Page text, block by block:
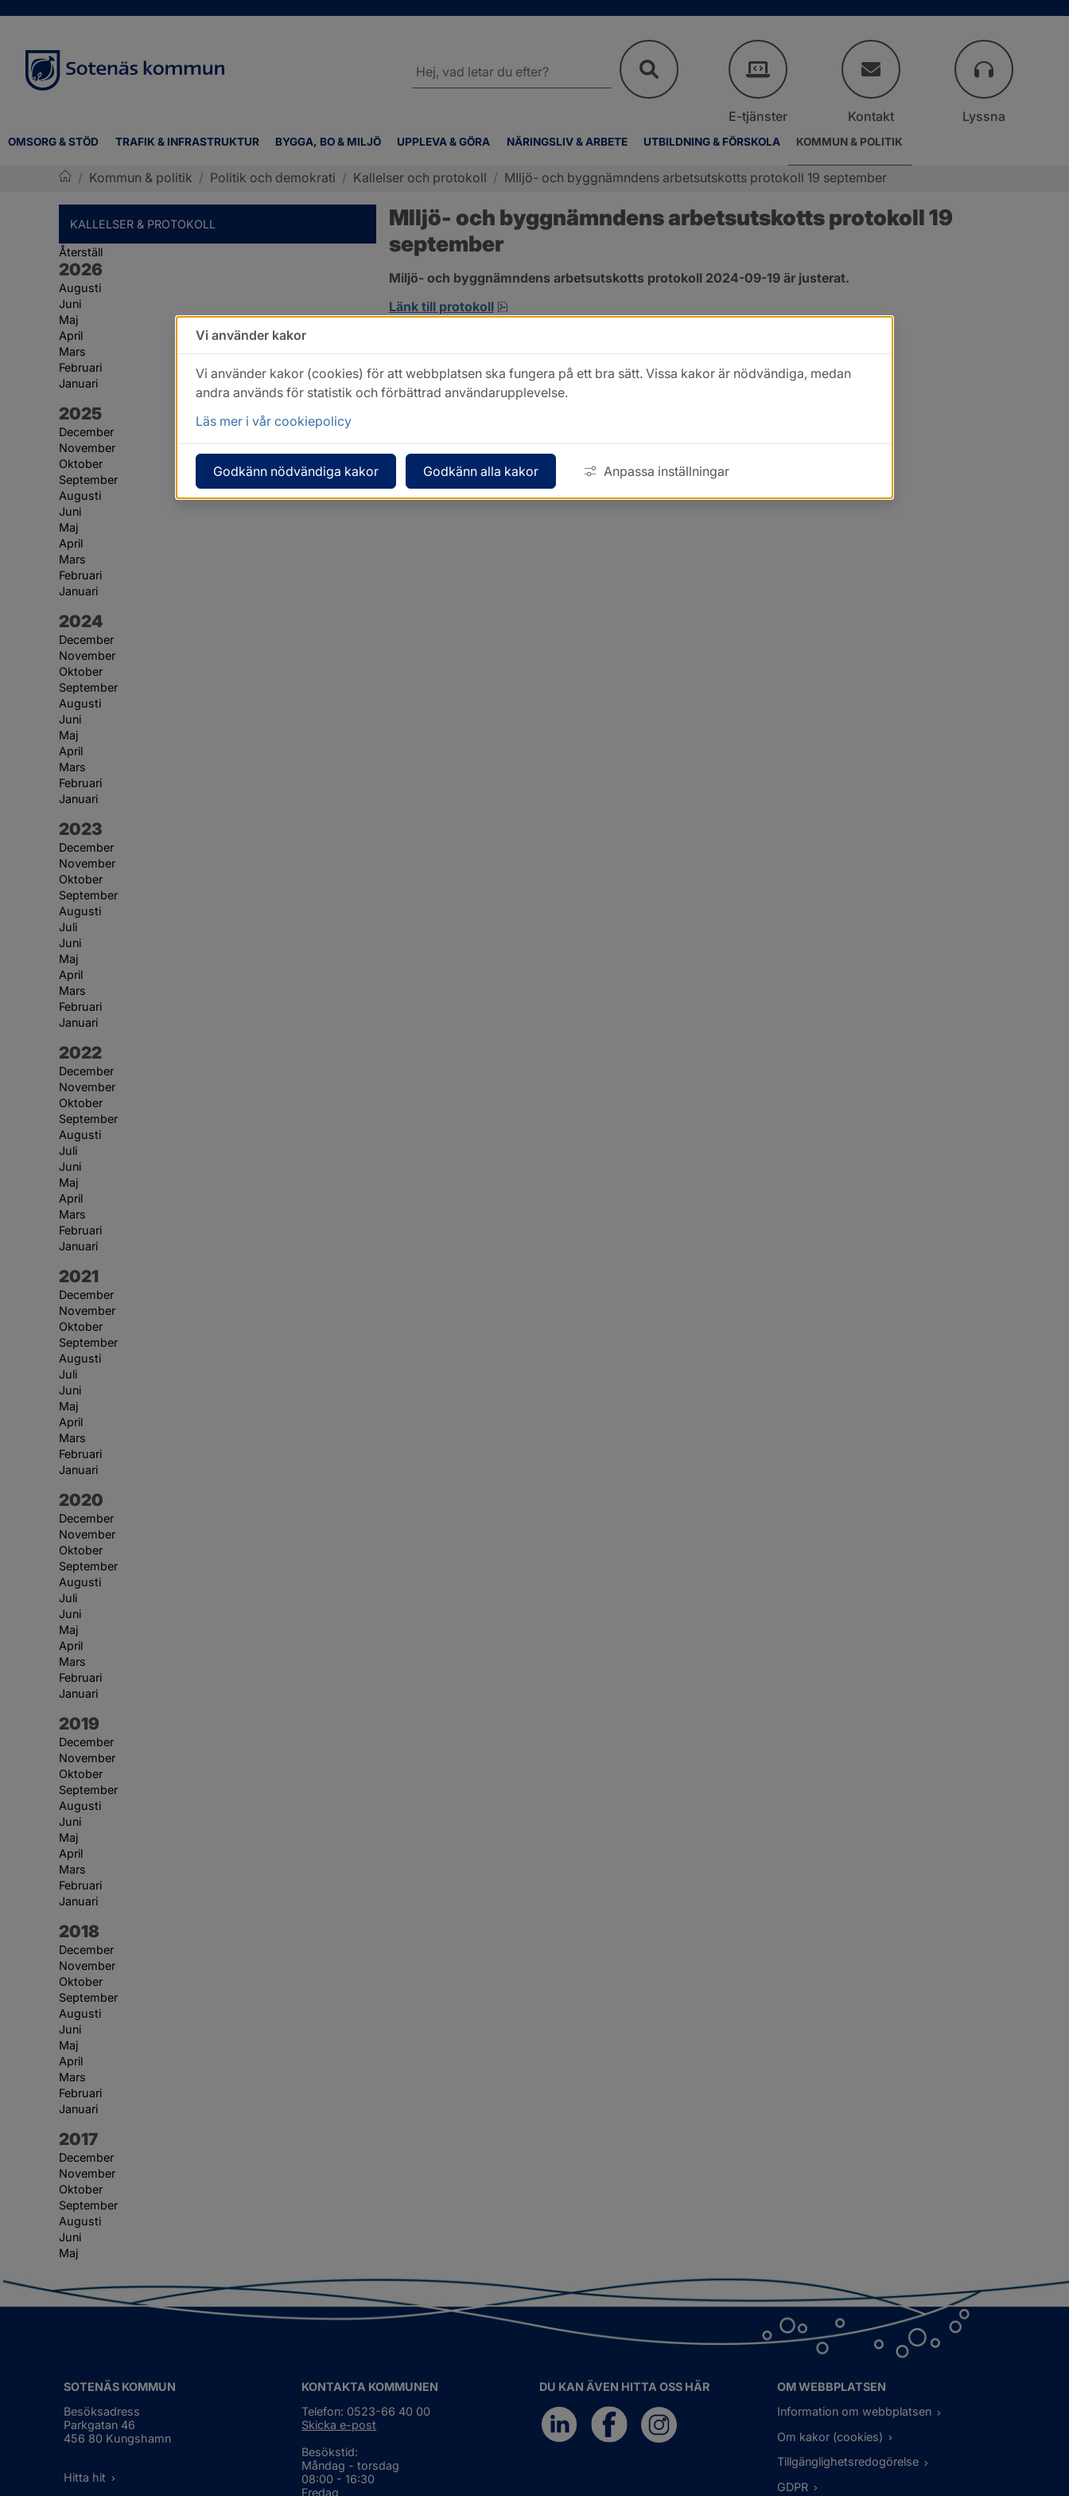
OMSORG & STÖD TRAFIK & INFRASTRUKTUR BYGGA, BO & MILJÖ UPPLEVA & GÖRA NÄRINGSLIV & ARBETE UTBILDNING & FÖRSKOLA KOMMUN & POLITIK
webbplatsen
E-tjänster Kontakt Lyssna
/ Kommun & politik / Politik och demokrati / Kallelser och protokoll / MIljö- och byggnämndens arbetsutskotts protokoll 19 september
KALLELSER & PROTOKOLL
Återställ
År:
2026
Augusti
Juni
Maj
April
Mars
Februari
Januari
År:
2025
December
November
Oktober
September
Augusti
Juni
Maj
April
Mars
Februari
Januari
År:
2024
December
November
Oktober
September
Augusti
Juni
Maj
April
Mars
Februari
Januari
År:
2023
December
November
Oktober
September
Augusti
Juli
Juni
Maj
April
Mars
Februari
Januari
År:
2022
December
November
Oktober
September
Augusti
Juli
Juni
Maj
April
Mars
Februari
Januari
År:
2021
December
November
Oktober
September
Augusti
Juli
Juni
Maj
April
Mars
Februari
Januari
År:
2020
December
November
Oktober
September
Augusti
Juli
Juni
Maj
April
Mars
Februari
Januari
År:
2019
December
November
Oktober
September
Augusti
Juni
Maj
April
Mars
Februari
Januari
År:
2018
December
November
Oktober
September
Augusti
Juni
Maj
April
Mars
Februari
Januari
År:
2017
December
November
Oktober
September
Augusti
Juni
Maj
MIljö- och byggnämndens arbetsutskotts protokoll 19
september
Miljö- och byggnämndens arbetsutskotts protokoll 2024-09-19 är justerat.
Länk till protokoll
pdf, 263.6 kB, öppnas i nytt fönster.
SOTENÄS KOMMUN
Besöksadress
Parkgatan 46
456 80 Kungshamn
Hitta hit
KONTAKTA KOMMUNEN
Telefon: 0523-66 40 00
Skicka e-post
Besökstid:
Måndag - torsdag
08:00 - 16:30
Fredag
DU KAN ÄVEN HITTA OSS HÄR
OM WEBBPLATSEN
Information om webbplatsen
Om kakor (cookies)
Tillgänglighetsredogörelse
GDPR
Vi använder kakor
Vi använder kakor (cookies) för att webbplatsen ska fungera på ett bra sätt. Vissa kakor är nödvändiga, medan
andra används för statistik och förbättrad användarupplevelse.
Läs mer i vår cookiepolicy
Godkänn nödvändiga kakor Godkänn alla kakor Anpassa inställningar